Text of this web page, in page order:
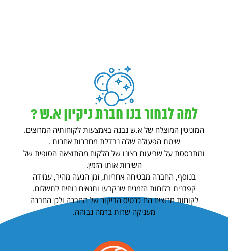
למה לבחור בנו חברת ניקיון א.ש ?
המוניטין המוצלח של א.ש נבנה באמצעות לקוחותיה המרוצים.
שיטת הפעולה שלה נבדלת מחברות אחרות .
ומתבססת על שביעות רצונו של הלקוח מהתוצאה הסופית של
השירות אותו הזמין.
בנוסף, החברה מבטיחה אחריות, זמן הגעה מהיר, עמידה
קפדנית בלוחות הזמנים שנקבעו ותנאים נוחים לתשלום.
לקוחות מרוצים הם כרטיס הביקור של החברה ולכן החברה
מעניקה שרות ברמה גבוהה.